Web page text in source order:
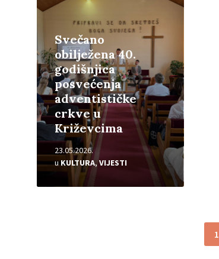
Svečano
obilježena 40.
godišnjica
posvećenja
adventističke
crkve u
Križevcima
23.05.2026.
uKULTURA,VIJESTI
1